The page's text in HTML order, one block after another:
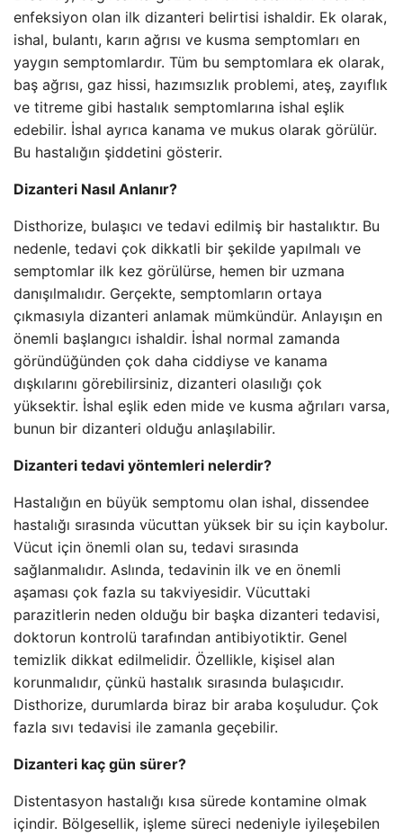
enfeksiyon olan ilk dizanteri belirtisi ishaldir. Ek olarak,
ishal, bulantı, karın ağrısı ve kusma semptomları en
yaygın semptomlardır. Tüm bu semptomlara ek olarak,
baş ağrısı, gaz hissi, hazımsızlık problemi, ateş, zayıflık
ve titreme gibi hastalık semptomlarına ishal eşlik
edebilir. İshal ayrıca kanama ve mukus olarak görülür.
Bu hastalığın şiddetini gösterir.
Dizanteri Nasıl Anlanır?
Disthorize, bulaşıcı ve tedavi edilmiş bir hastalıktır. Bu
nedenle, tedavi çok dikkatli bir şekilde yapılmalı ve
semptomlar ilk kez görülürse, hemen bir uzmana
danışılmalıdır. Gerçekte, semptomların ortaya
çıkmasıyla dizanteri anlamak mümkündür. Anlayışın en
önemli başlangıcı ishaldir. İshal normal zamanda
göründüğünden çok daha ciddiyse ve kanama
dışkılarını görebilirsiniz, dizanteri olasılığı çok
yüksektir. İshal eşlik eden mide ve kusma ağrıları varsa,
bunun bir dizanteri olduğu anlaşılabilir.
Dizanteri tedavi yöntemleri nelerdir?
Hastalığın en büyük semptomu olan ishal, dissendee
hastalığı sırasında vücuttan yüksek bir su için kaybolur.
Vücut için önemli olan su, tedavi sırasında
sağlanmalıdır. Aslında, tedavinin ilk ve en önemli
aşaması çok fazla su takviyesidir. Vücuttaki
parazitlerin neden olduğu bir başka dizanteri tedavisi,
doktorun kontrolü tarafından antibiyotiktir. Genel
temizlik dikkat edilmelidir. Özellikle, kişisel alan
korunmalıdır, çünkü hastalık sırasında bulaşıcıdır.
Disthorize, durumlarda biraz bir araba koşuludur. Çok
fazla sıvı tedavisi ile zamanla geçebilir.
Dizanteri kaç gün sürer?
Distentasyon hastalığı kısa sürede kontamine olmak
içindir. Bölgesellik, işleme süreci nedeniyle iyileşebilen